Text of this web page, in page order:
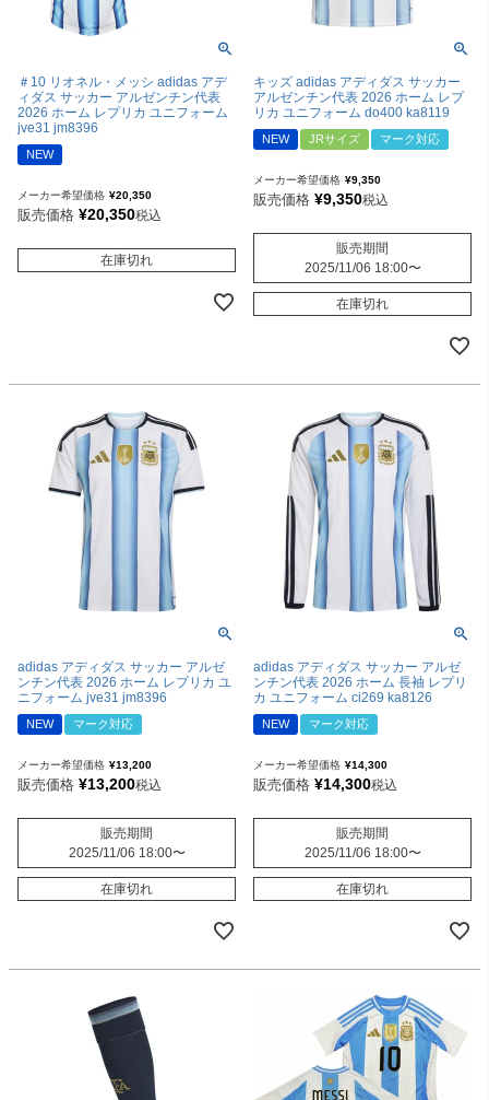
＃10 リオネル・メッシ adidas アデ
ィダス サッカー アルゼンチン代表
2026 ホーム レプリカ ユニフォーム
jve31 jm8396
NEW
メーカー希望価格 ¥20,350
販売価格 ¥20,350税込
在庫切れ
キッズ adidas アディダス サッカー
アルゼンチン代表 2026 ホーム レプ
リカ ユニフォーム do400 ka8119
NEW JRサイズ マーク対応
メーカー希望価格 ¥9,350
販売価格 ¥9,350税込
販売期間
2025/11/06 18:00〜
在庫切れ
adidas アディダス サッカー アルゼ
ンチン代表 2026 ホーム レプリカ ユ
ニフォーム jve31 jm8396
NEW マーク対応
メーカー希望価格 ¥13,200
販売価格 ¥13,200税込
販売期間
2025/11/06 18:00〜
在庫切れ
adidas アディダス サッカー アルゼ
ンチン代表 2026 ホーム 長袖 レプリ
カ ユニフォーム ci269 ka8126
NEW マーク対応
メーカー希望価格 ¥14,300
販売価格 ¥14,300税込
販売期間
2025/11/06 18:00〜
在庫切れ